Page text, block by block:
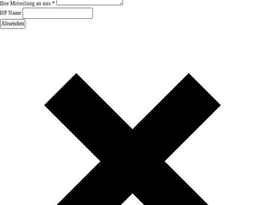
Ihre Mitteilung an uns.*
HP Name
Absenden